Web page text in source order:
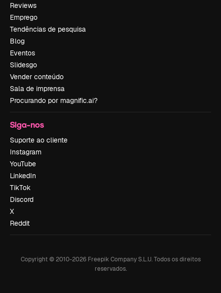
Reviews
Emprego
Tendências de pesquisa
Blog
Eventos
Slidesgo
Vender conteúdo
Sala de imprensa
Procurando por magnific.ai?
Siga-nos
Suporte ao cliente
Instagram
YouTube
LinkedIn
TikTok
Discord
X
Reddit
Copyright © 2010-2026Freepik Company S.L.U. Todos os direitos
reservados.